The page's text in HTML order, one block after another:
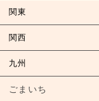
関東
関西
九州
ごまいち